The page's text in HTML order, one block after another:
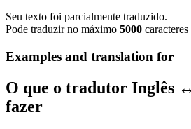
Seu texto foi parcialmente traduzido.
Pode traduzir no máximo 5000
Examples and translation for
O que o tradutor Inglês
fazer